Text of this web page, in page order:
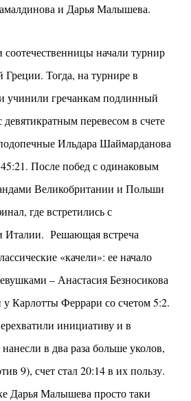
и Дарья Малышева.
начали турнир
Греции. Тогда, на турнире в
гречанкам подлинный
перевесом в счете
Ильдара Шаймарданова
После побед с одинаковым
Великобритании и Польши
где встретились с
Италии. Решающая встреча
«качели»: ее начало
– Анастасия Безносикова
Карлотты Феррари со счетом 5:2.
инициативу и в
в два раза больше уколов,
9), счет стал 20:14 в их пользу.
Дарья Малышева просто таки